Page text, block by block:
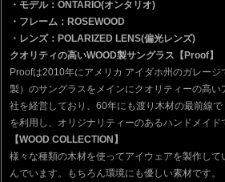
・モデル：ONTARIO(オンタリオ)
・フレーム：ROSEWOOD
・レンズ：POLARIZED LENS(偏光レンズ)
クオリティの高いWOOD製サングラス【Proof】
Proofは2010年にアメリカ アイダホ州のガレー
製）のサングラスをメインにクオリティーの高
社を経営しており、60年にも渡り木材の最前線
を利用し、オリジナリティーのあるハンドメイ
【WOOD COLLECTION】
様々な種類の木材を使ってアイウェアを製作し
んでいます。もちろん環境にも優しい素材です。